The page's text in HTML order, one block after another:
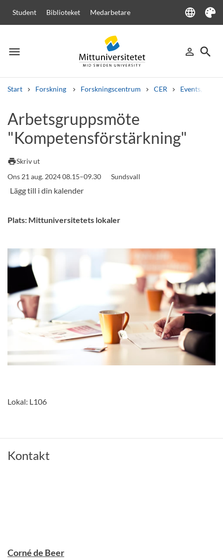
Student Biblioteket Medarbetare language
Language
Tema
menu
Meny person_outline
Logga in
search
Sök
Start Forskning Forskningscentrum CER Events,
Andra söktjänster
Kurser och programKursplaner Välkomstbrev Personal
Lediga jobb
Arbetsgruppsmöte
"Kompetensförstärkning"
printSkriv ut
Ons 21 aug. 2024 08.15–09.30
Sundsvall
Plats: Mittuniversitetets lokaler
Lokal: L106
Kontakt
Corné de Beer